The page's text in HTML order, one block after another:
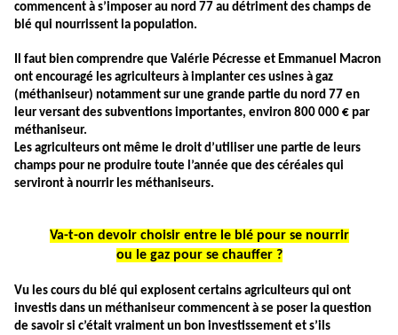
commencent à s’imposer au nord 77 au détriment des champs de
blé qui nourrissent la population.
Il faut bien comprendre que Valérie Pécresse et Emmanuel Macron
ont encouragé les agriculteurs à implanter ces usines à gaz
(méthaniseur) notamment sur une grande partie du nord 77 en
leur versant des subventions importantes, environ 800 000 € par
méthaniseur.
Les agriculteurs ont même le droit d’utiliser une partie de leurs
champs pour ne produire toute l’année que des céréales qui
serviront à nourrir les méthaniseurs.
Va-t-on devoir choisir entre le blé pour se nourrir
ou le gaz pour se chauffer ?
Vu les cours du blé qui explosent certains agriculteurs qui ont
investis dans un méthaniseur commencent à se poser la question
de savoir si c’était vraiment un bon investissement et s’ils